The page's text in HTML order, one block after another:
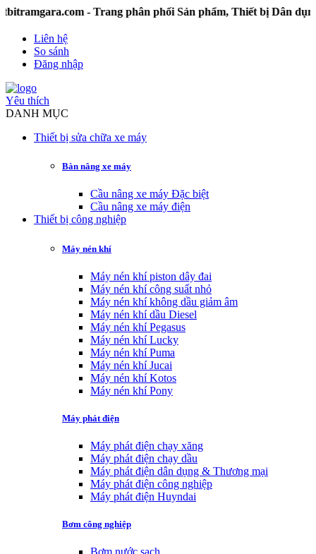
- Trang phân phối Sản phẩm, Thiết bị Dân dụng và
Liên hệ
So sánh
Đăng nhập
Yêu thích
DANH MỤC
Thiết bị sửa chữa xe máy
Bàn nâng xe máy
Cầu nâng xe máy Đặc biệt
Cầu nâng xe máy điện
Thiết bị công nghiệp
Máy nén khí
Máy nén khí piston dây đai
Máy nén khí công suất nhỏ
Máy nén khí không dầu giảm âm
Máy nén khí dầu Diesel
Máy nén khí Pegasus
Máy nén khí Lucky
Máy nén khí Puma
Máy nén khí Jucai
Máy nén khí Kotos
Máy nén khí Pony
Máy phát điện
Máy phát điện chạy xăng
Máy phát điện chạy dầu
Máy phát điện dân dụng & Thương mại
Máy phát điện công nghiệp
Máy phát điện Huyndai
Bơm công nghiệp